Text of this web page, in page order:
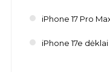
iPhone 17 Pro
iPhone 17e dėklai